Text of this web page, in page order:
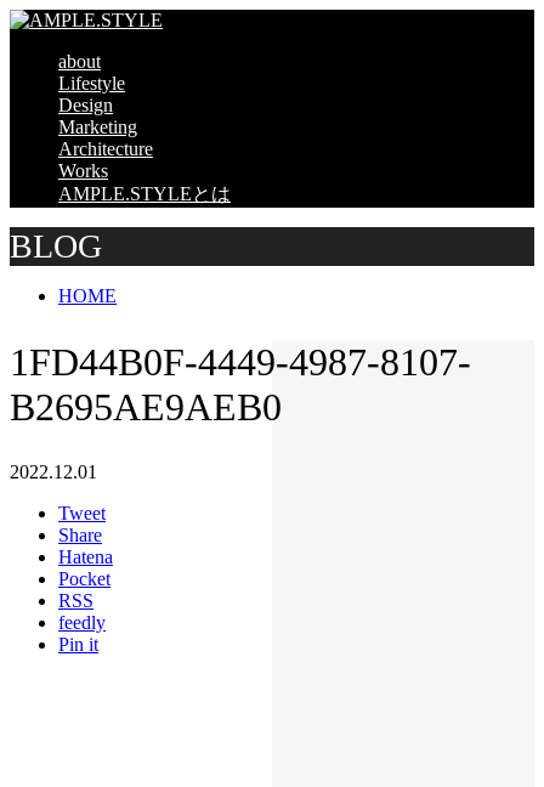
about
Lifestyle
Design
Marketing
Architecture
Works
AMPLE.STYLEとは
BLOG
HOME
1FD44B0F-4449-4987-8107-
B2695AE9AEB0
2022.12.01
Tweet
Share
Hatena
Pocket
RSS
feedly
Pin it